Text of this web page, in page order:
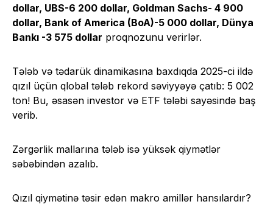
dollar, UBS-6 200 dollar, Goldman Sachs- 4 900
dollar, Bank of America (BoA)-5 000 dollar, Dünya
Bankı -3 575 dollar proqnozunu verirlər.
Tələb və tədarük dinamikasına baxdıqda 2025-ci ildə
qızıl üçün qlobal tələb rekord səviyyəyə çatıb: 5 002
ton! Bu, əsasən investor və ETF tələbi sayəsində baş
verib.
Zərgərlik mallarına tələb isə yüksək qiymətlər
səbəbindən azalıb.
Qızıl qiymətinə təsir edən makro amillər hansılardır?